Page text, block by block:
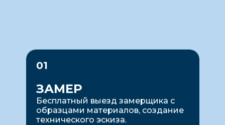
01
ЗАМЕР
Бесплатный выезд замерщика с
образцами материалов, создание
технического эскиза.